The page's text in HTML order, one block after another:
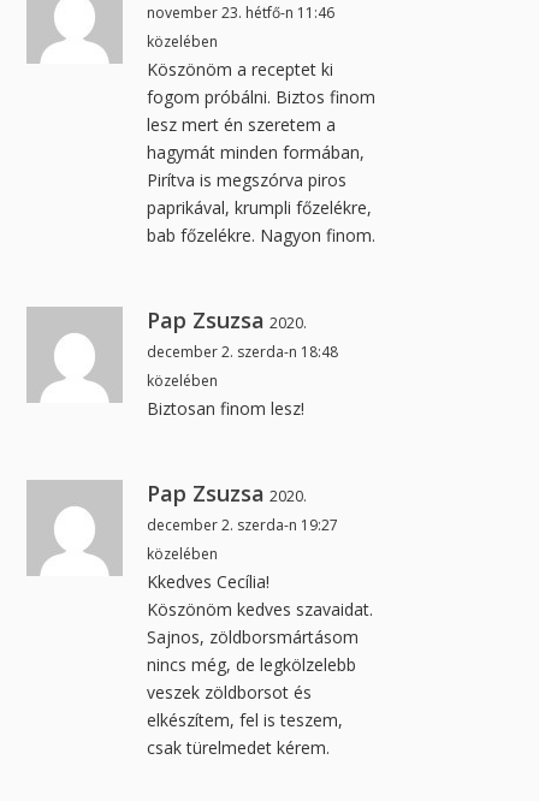
november 23. hétfő-n 11:46
közelében
Köszönöm a receptet ki
fogom próbálni. Biztos finom
lesz mert én szeretem a
hagymát minden formában,
Pirítva is megszórva piros
paprikával, krumpli főzelékre,
bab főzelékre. Nagyon finom.
Pap Zsuzsa 2020.
december 2. szerda-n 18:48
közelében
Biztosan finom lesz!
Pap Zsuzsa 2020.
december 2. szerda-n 19:27
közelében
Kkedves Cecília!
Köszönöm kedves szavaidat.
Sajnos, zöldborsmártásom
nincs még, de legkölzelebb
veszek zöldborsot és
elkészítem, fel is teszem,
csak türelmedet kérem.